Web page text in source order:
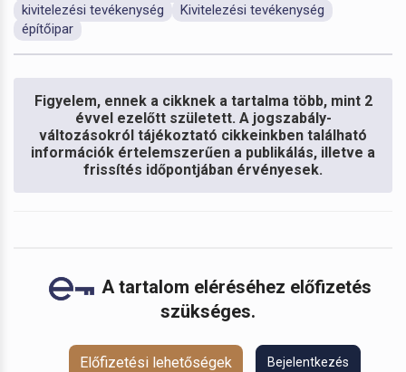
kivitelezési tevékenység
Kivitelezési tevékenység
építőipar
Figyelem, ennek a cikknek a tartalma több, mint 2
évvel ezelőtt született. A jogszabály-
változásokról tájékoztató cikkeinkben található
információk értelemszerűen a publikálás, illetve a
frissítés időpontjában érvényesek.
A tartalom eléréséhez előfizetés
szükséges.
Előfizetési lehetőségek Bejelentkezés